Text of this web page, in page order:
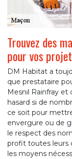
Trouvez des
pour vos
DM Habitat a
que prestataire
Mesnil Rainfray et
hasard si de
ce soit pour
envergure ou de
le respect des
profit toutes leurs
les moyens